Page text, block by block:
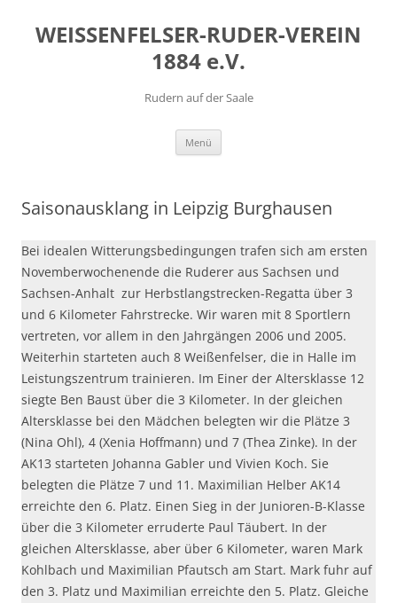
springen
WEISSENFELSER-RUDER-VEREIN
1884 e.V.
Rudern auf der Saale
Menü
Saisonausklang in Leipzig Burghausen
Bei idealen Witterungsbedingungen trafen sich am ersten
Novemberwochenende die Ruderer aus Sachsen und
Sachsen-Anhalt zur Herbstlangstrecken-Regatta über 3
und 6 Kilometer Fahrstrecke. Wir waren mit 8 Sportlern
vertreten, vor allem in den Jahrgängen 2006 und 2005.
Weiterhin starteten auch 8 Weißenfelser, die in Halle im
Leistungszentrum trainieren. Im Einer der Altersklasse 12
siegte Ben Baust über die 3 Kilometer. In der gleichen
Altersklasse bei den Mädchen belegten wir die Plätze 3
(Nina Ohl), 4 (Xenia Hoffmann) und 7 (Thea Zinke). In der
AK13 starteten Johanna Gabler und Vivien Koch. Sie
belegten die Plätze 7 und 11. Maximilian Helber AK14
erreichte den 6. Platz. Einen Sieg in der Junioren-B-Klasse
über die 3 Kilometer erruderte Paul Täubert. In der
gleichen Altersklasse, aber über 6 Kilometer, waren Mark
Kohlbach und Maximilian Pfautsch am Start. Mark fuhr auf
den 3. Platz und Maximilian erreichte den 5. Platz. Gleiche